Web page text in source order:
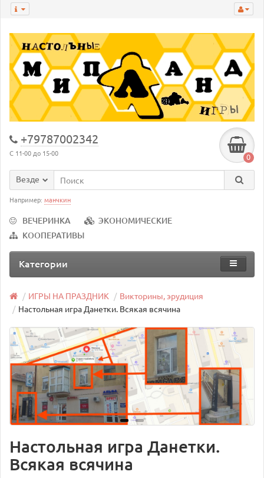
+79787002342
С 11-00 до 15-00 0
Везде
Например: манчкин
ВЕЧЕРИНКА
ЭКОНОМИЧЕСКИЕ
КООПЕРАТИВЫ
Категории
ИГРЫ НА ПРАЗДНИК
Викторины, эрудиция
Настольная игра Данетки. Всякая всячина
Настольная игра Данетки.
Всякая всячина